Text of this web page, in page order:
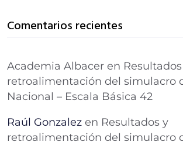
Comentarios recientes
Academia Albacer en
retroalimentación del simulacro
Nacional – Escala Básica 42
Raúl Gonzalez en Resultados y
retroalimentación del simulacro